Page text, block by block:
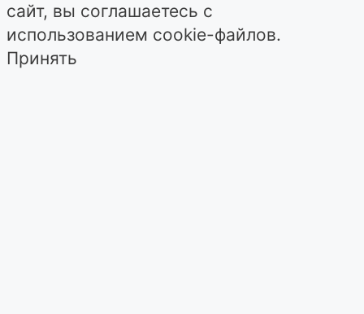
сайт, вы соглашаетесь с
использованием cookie-файлов.
Принять